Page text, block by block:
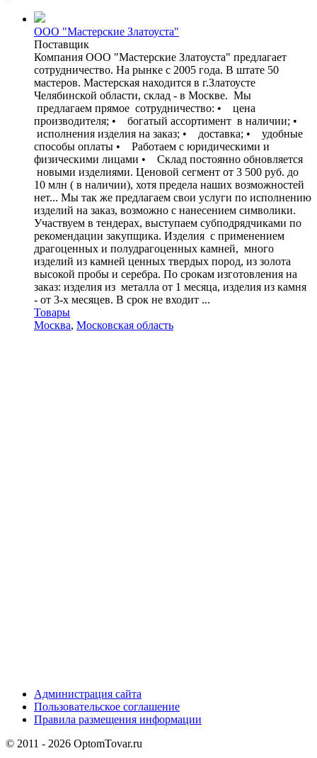
ООО "Мастерские Златоуста"
Поставщик
Компания ООО "Мастерские Златоуста" предлагает
сотрудничество. На рынке с 2005 года. В штате 50
мастеров. Мастерская находится в г.Златоусте
Челябинской области, склад - в Москве. Мы
предлагаем прямое сотрудничество: • цена
производителя; • богатый ассортимент в наличии; •
исполнения изделия на заказ; • доставка; • удобные
способы оплаты • Работаем с юридическими и
физическими лицами • Склад постоянно обновляется
новыми изделиями. Ценовой сегмент от 3 500 руб. до
10 млн ( в наличии), хотя предела наших возможностей
нет... Мы так же предлагаем свои услуги по исполнению
изделий на заказ, возможно с нанесением символики.
Участвуем в тендерах, выступаем субподрядчиками по
рекомендации закупщика. Изделия с применением
драгоценных и полудрагоценных камней, много
изделий из камней ценных твердых пород, из золота
высокой пробы и серебра. По срокам изготовления на
заказ: изделия из металла от 1 месяца, изделия из камня
- от 3-х месяцев. В срок не входит ...
Товары
Москва, Московская область
Администрация сайта
Пользовательское соглашение
Правила размещения информации
© 2011 - 2026 OptomTovar.ru